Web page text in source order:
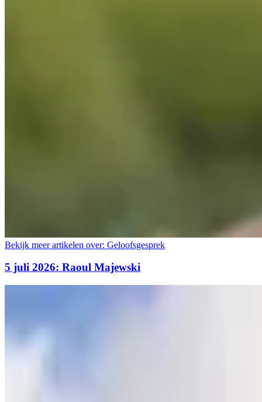
Bekijk meer artikelen over: Geloofsgesprek
5 juli 2026: Raoul Majewski